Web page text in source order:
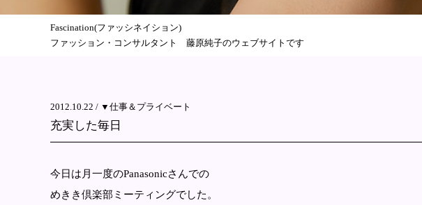
Fascination(ファッシネイション)
ファッション・コンサルタント 藤原純子のウェブサイトです
2012.10.22 / ▼仕事＆プライベート
充実した毎日
今日は月一度のPanasonicさんでの
めきき倶楽部ミーティングでした。